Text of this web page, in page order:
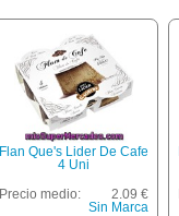
Flan Que's Lider De Cafe
4 Uni
Precio medio:
2.09 €
Sin Marca